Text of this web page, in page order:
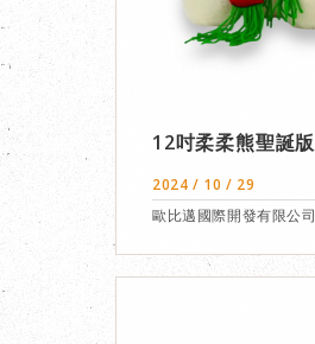
12吋柔柔熊聖誕版
2024 / 10 / 29
歐比邁國際開發有限公司